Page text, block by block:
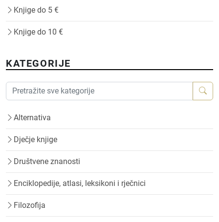
Knjige do 5 €
Knjige do 10 €
KATEGORIJE
Alternativa
Dječje knjige
Društvene znanosti
Enciklopedije, atlasi, leksikoni i rječnici
Filozofija